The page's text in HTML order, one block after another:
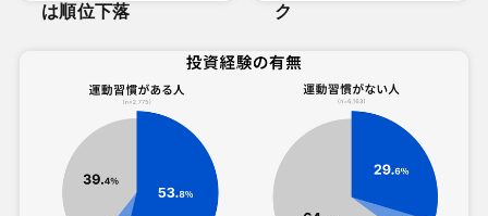
は順位下落
ク